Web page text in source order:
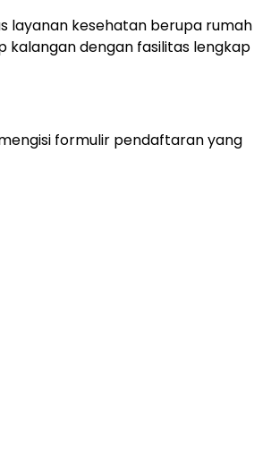
layanan kesehatan berupa rumah
kalangan dengan fasilitas lengkap
formulir pendaftaran yang